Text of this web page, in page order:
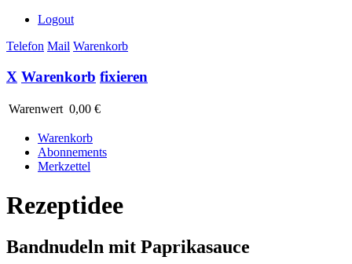
Logout
Telefon Mail Warenkorb
X Warenkorb fixieren
Warenwert 0,00 €
Warenkorb
Abonnements
Merkzettel
Rezeptidee
Bandnudeln mit Paprikasauce